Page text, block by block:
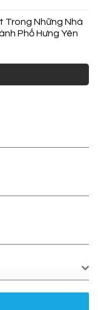
Trong Những Nhà
Phố Hưng Yên